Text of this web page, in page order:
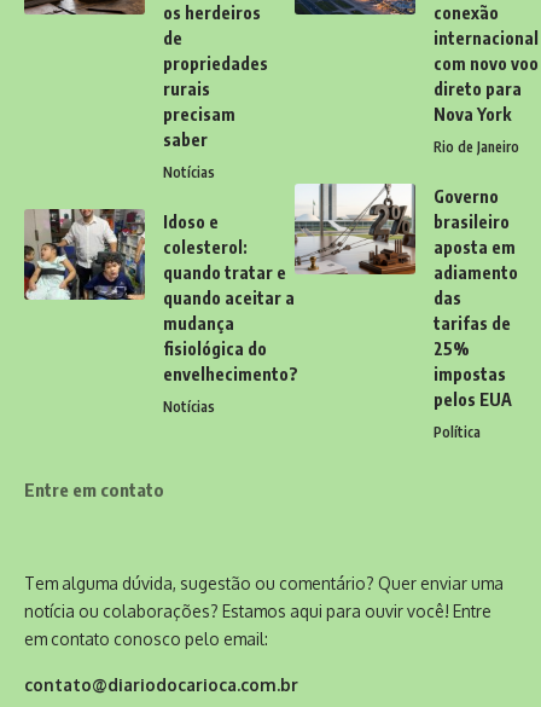
os herdeiros
de
propriedades
rurais
precisam
saber
Notícias
Idoso e
colesterol:
quando tratar e
quando aceitar a
mudança
fisiológica do
envelhecimento?
Notícias
conexão
internacional
com novo voo
direto para
Nova York
Rio de Janeiro
Governo
brasileiro
aposta em
adiamento
das
tarifas de
25%
impostas
pelos EUA
Política
Entre em contato
Tem alguma dúvida, sugestão ou comentário? Quer enviar uma
notícia ou colaborações? Estamos aqui para ouvir você! Entre
em contato conosco pelo email:
contato@diariodocarioca.com.br